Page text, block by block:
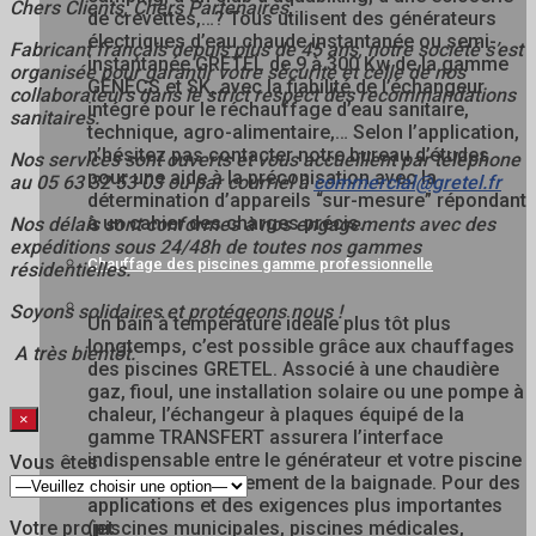
de crevettes,…? Tous utilisent des générateurs
électriques d’eau chaude instantanée ou semi-
instantanée GRETEL de 9 à 300 Kw de la gamme
GENECS et SK, avec la fiabilité de l’échangeur
intégré pour le réchauffage d’eau sanitaire,
technique, agro-alimentaire,… Selon l’application,
n’hésitez pas contacter notre bureau d’études
pour une aide à la préconisation avec la
détermination d’appareils “sur-mesure” répondant
à un cahier des charges précis.
Chauffage des piscines gamme professionnelle
Un bain à température idéale plus tôt plus
longtemps, c’est possible grâce aux chauffages
des piscines GRETEL. Associé à une chaudière
gaz, fioul, une installation solaire ou une pompe à
chaleur, l’échangeur à plaques équipé de la
gamme TRANSFERT assurera l’interface
indispensable entre le générateur et votre piscine
pour profiter pleinement de la baignade. Pour des
applications et des exigences plus importantes
(piscines municipales, piscines médicales,
Chers Clients, Chers Partenaires,
Fabricant français depuis plus de 45 ans, notre société s’est
organisée pour garantir votre sécurité et celle de nos
collaborateurs dans le strict respect des recommandations
sanitaires.
Nos services sont ouverts et vous accueillent par téléphone
au 05 63 32 53 03 ou par courriel àcommercial@gretel.fr
Nos délais sont conformes à nos engagements avec des
expéditions sous 24/48h de toutes nos gammes
résidentielles.
Soyons solidaires et protégeons nous !
A très bientôt.
×
Vous êtes
Votre projet